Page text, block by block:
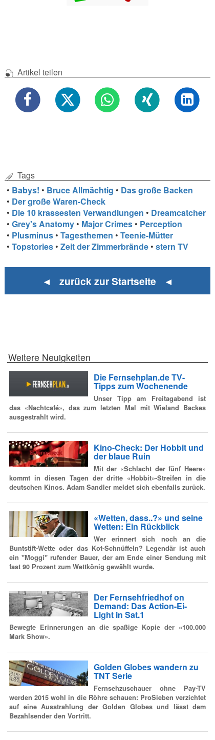
Artikel teilen
Tags
• Babys! • Bruce Allmächtig • Das große Backen
• Der große Waren-Check
• Die 10 krassesten Verwandlungen • Dreamcatcher
•Grey's Anatomy • Major Crimes • Perception
• Plusminus •Tagesthemen •Teenie-Mütter
•Topstories •Zeit der Zimmerbrände •stern TV
◄ zurück zur Startseite ◄
Weitere Neuigkeiten
Die Fernsehplan.de TV-
Tipps zum Wochenende
Unser Tipp am Freitagabend ist
das «Nachtcafé», das zum letzten Mal mit Wieland Backes
ausgestrahlt wird.
Kino-Check: Der Hobbit und
der blaue Ruin
Mit der «Schlacht der fünf Heere»
kommt in diesen Tagen der dritte «Hobbit»-Streifen in die
deutschen Kinos. Adam Sandler meldet sich ebenfalls zurück.
«Wetten, dass..?» und seine
Wetten: Ein Rückblick
Wer erinnert sich noch an die
Buntstift-Wette oder das Kot-Schnüffeln? Legendär ist auch
ein "Moggi" rufender Bauer, der am Ende einer Sendung mit
fast 90 Prozent zum Wettkönig gewählt wurde.
Der Fernsehfriedhof on
Demand: Das Action-Ei-
Light in Sat.1
Bewegte Erinnerungen an die spaßige Kopie der «100.000
Mark Show».
Golden Globes wandern zu
TNT Serie
Fernsehzuschauer ohne Pay-TV
werden 2015 wohl in die Röhre schauen: ProSieben verzichtet
auf eine Ausstrahlung der Golden Globes und lässt dem
Bezahlsender den Vortritt.